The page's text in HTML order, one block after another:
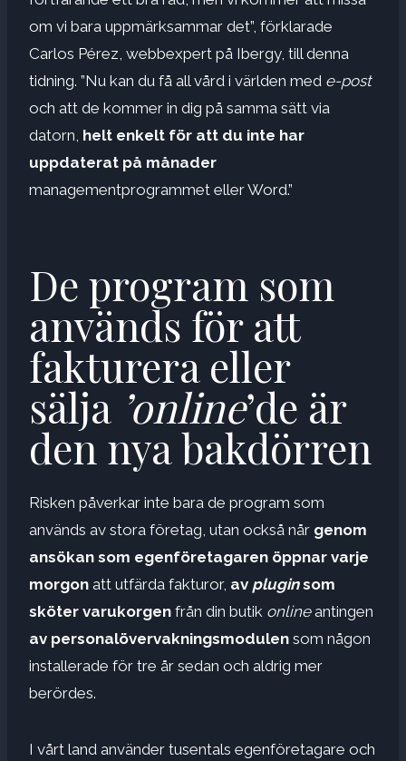
om vi bara uppmärksammar det”, förklarade
Carlos Pérez, webbexpert på Ibergy, till denna
tidning. ”Nu kan du få all vård i världen med e-post
och att de kommer in dig på samma sätt via
datorn, helt enkelt för att du inte har
uppdaterat på månader
managementprogrammet eller Word.”
De program som
används för att
fakturera eller
sälja ’online’de är
den nya bakdörren
Risken påverkar inte bara de program som
används av stora företag, utan också når genom
ansökan som egenföretagaren öppnar varje
morgon att utfärda fakturor, av pluginsom
sköter varukorgen från din butik onlineantingen
av personalövervakningsmodulen som någon
installerade för tre år sedan och aldrig mer
berördes.
I vårt land använder tusentals egenföretagare och